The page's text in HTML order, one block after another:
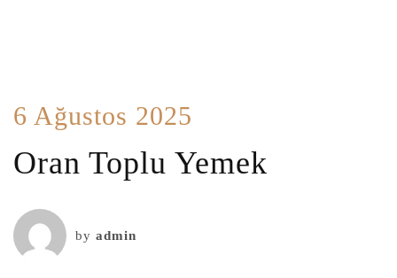
6 Ağustos 2025
Oran Toplu Yemek
by admin